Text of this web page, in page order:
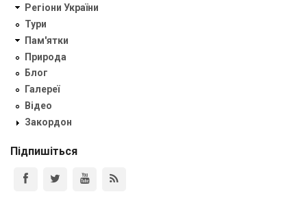
Регіони України
Тури
Пам'ятки
Природа
Блог
Галереї
Відео
Закордон
Підпишіться